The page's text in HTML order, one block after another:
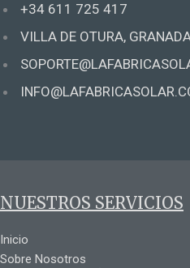
+34 611 725 417
VILLA DE OTURA,
NUESTROS SERVICIOS
Inicio
Sobre Nosotros